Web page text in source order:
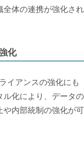
全体の連携が強化され
化
イアンスの強化にも
ル化により、データの
や内部統制の強化が可